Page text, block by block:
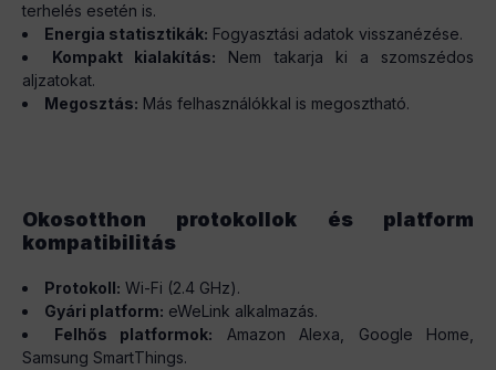
terhelés esetén is.
Energia statisztikák: Fogyasztási adatok visszanézése.
Kompakt kialakítás: Nem takarja ki a szomszédos
aljzatokat.
Megosztás: Más felhasználókkal is megosztható.
Okosotthon protokollok és platform
kompatibilitás
Protokoll: Wi-Fi (2.4 GHz).
Gyári platform: eWeLink alkalmazás.
Felhős platformok: Amazon Alexa, Google Home,
Samsung SmartThings.